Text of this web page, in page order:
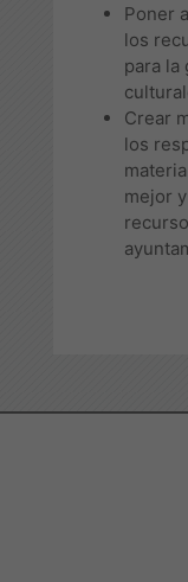
Poner
los
para la
Crear
los
mejor